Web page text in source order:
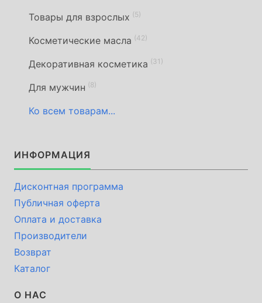
Товары для взрослых (5)
Косметические масла (42)
Декоративная косметика (31)
Для мужчин (8)
Ко всем товарам...
ИНФОРМАЦИЯ
Дисконтная программа
Публичная оферта
Оплата и доставка
Производители
Возврат
Каталог
О НАС